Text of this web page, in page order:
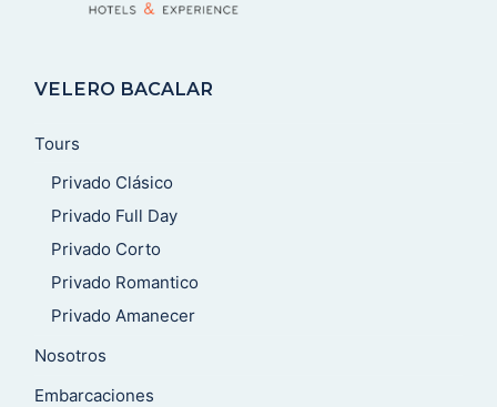
VELERO BACALAR
Tours
Privado Clásico
Privado Full Day
Privado Corto
Privado Romantico
Privado Amanecer
Nosotros
Embarcaciones